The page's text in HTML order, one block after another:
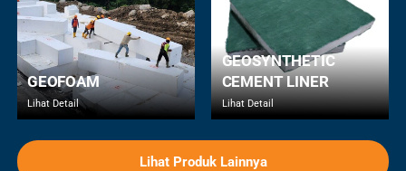
GEOFOAM
Lihat Detail
GEOSYNTHETIC
CEMENT LINER
Lihat Detail
Lihat Produk Lainnya